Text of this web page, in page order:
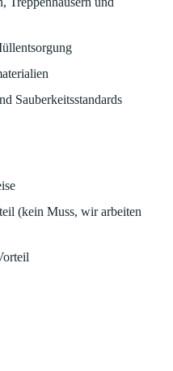
Sauberkeitsstandards
(kein Muss, wir arbeiten